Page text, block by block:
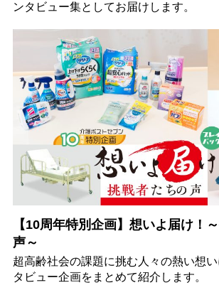
ンタビュー集としてお届けします。
【10周年特別企画】想いよ届け！
声～
超高齢社会の課題に挑む人々の熱い想
タビュー企画をまとめて紹介します。